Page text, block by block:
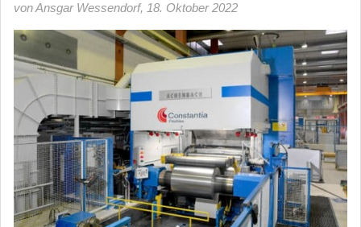
von Ansgar Wessendorf, 18. Oktober 2022